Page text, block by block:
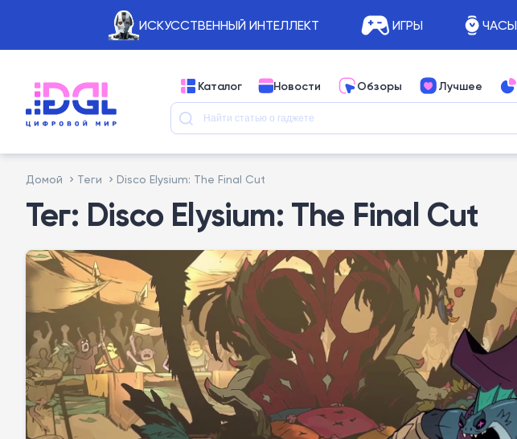
ИСКУССТВЕННЫЙ ИНТЕЛЛЕКТ ИГРЫ ЧАСЫ
Каталог Новости Обзоры Лучшее
Домой Теги Disco Elysium: The Final Cut
Тег: Disco Elysium: The Final Cut